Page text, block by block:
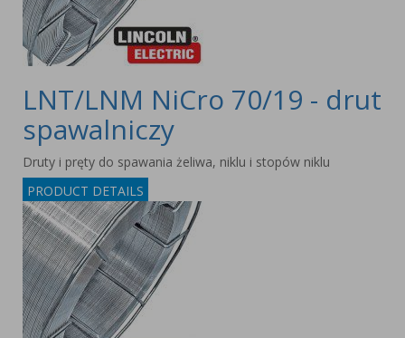
LNT/LNM NiCro 70/19 - drut
spawalniczy
Druty i pręty do spawania żeliwa, niklu i stopów niklu
PRODUCT DETAILS